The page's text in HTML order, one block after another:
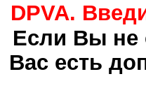
DPVA.
Если Вы не
Вас есть